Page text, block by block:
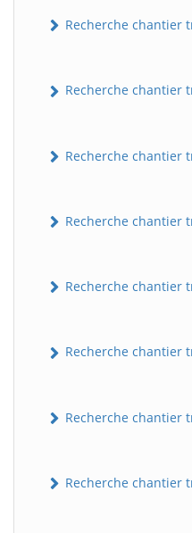
Recherche chantier
Recherche chantier
Recherche chantier
Recherche chantier
Recherche chantier
Recherche chantier
Recherche chantier
Recherche chantier